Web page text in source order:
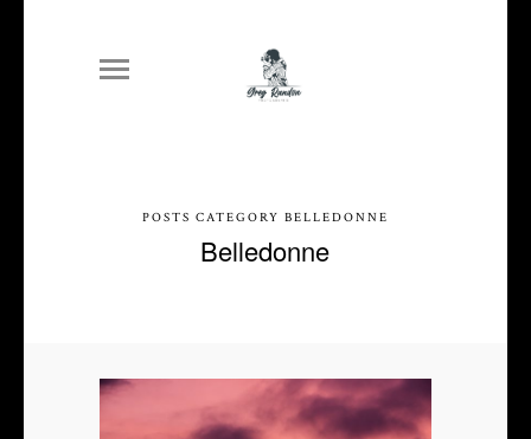
POSTS CATEGORY BELLEDONNE
Belledonne